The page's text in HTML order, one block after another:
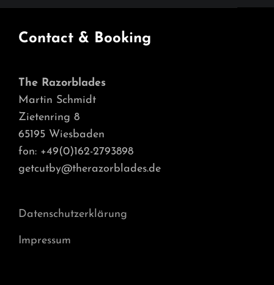
Contact & Booking
The Razorblades
Martin Schmidt
Zietenring 8
65195 Wiesbaden
fon: +49(0)162-2793898
getcutby@therazorblades.de
Datenschutzerklärung
Impressum